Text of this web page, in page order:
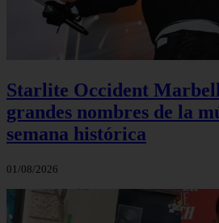
Starlite Occident
grandes nombres de la
semana histórica
01/08/2026